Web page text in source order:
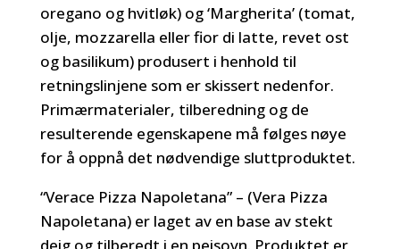
oregano og hvitløk) og ‘Margherita’ (tomat,
olje, mozzarella eller fior di latte, revet ost
og basilikum) produsert i henhold til
retningslinjene som er skissert nedenfor.
Primærmaterialer, tilberedning og de
resulterende egenskapene må følges nøye
for å oppnå det nødvendige sluttproduktet.
“Verace Pizza Napoletana” – (Vera Pizza
Napoletana) er laget av en base av stekt
deig og tilberedt i en peisovn. Produktet er